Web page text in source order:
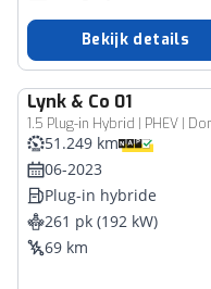
Bekijk details
Lynk & Co 01
51.249 km
06-2023
Plug-in hybride
261 pk (192 kW)
69 km